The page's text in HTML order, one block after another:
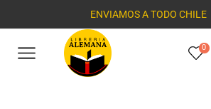
ENVIAMOS A TODO CHILE
0